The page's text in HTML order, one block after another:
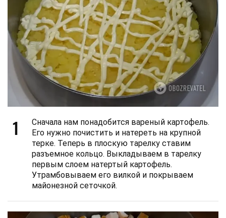
1
Сначала нам понадобится вареный картофель.
Его нужно почистить и натереть на крупной
терке. Теперь в плоскую тарелку ставим
разъемное кольцо. Выкладываем в тарелку
первым слоем натертый картофель.
Утрамбовываем его вилкой и покрываем
майонезной сеточкой.